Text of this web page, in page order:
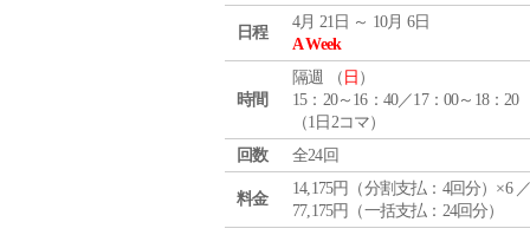
日程
4月 21日 ～ 10月 6日
A Week
時間
隔週 （ 日 ）
15：20～16：40／17：00～18：20
（1日2コマ）
回数
全24回
料金
14,175円（分割支払：4回分）×6
77,175円（一括支払：24回分）